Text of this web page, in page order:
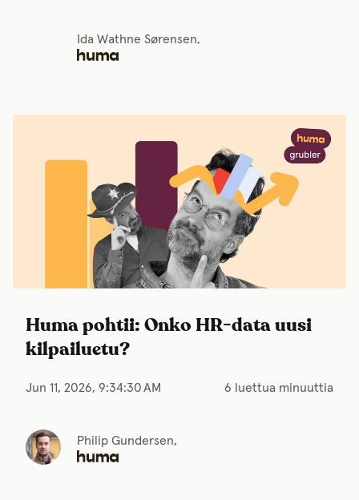
Ida Wathne Sørensen,
Huma pohtii: Onko HR-data uusi
kilpailuetu?
Jun 11, 2026, 9:34:30 AM 6 luettua minuuttia
Philip Gundersen,